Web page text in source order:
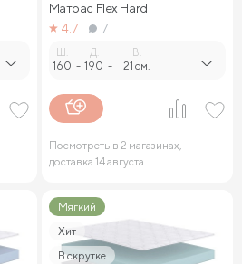
Матрас Flex Hard
4.7
7
160 -
Д.
190 -
В.
21 см.
Посмотреть в 2 магазинах,
доставка 14 августа
Мягкий
Хит
В скрутке